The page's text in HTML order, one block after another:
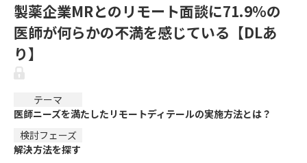
製薬企業MRとのリモート面談に71.9％の
医師が何らかの不満を感じている【DLあ
り】
テーマ
医師ニーズを満たしたリモートディテールの実施方法とは？
検討フェーズ
解決方法を探す